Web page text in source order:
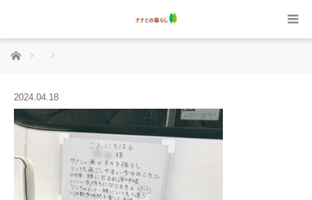
ホーム
2024.04.18